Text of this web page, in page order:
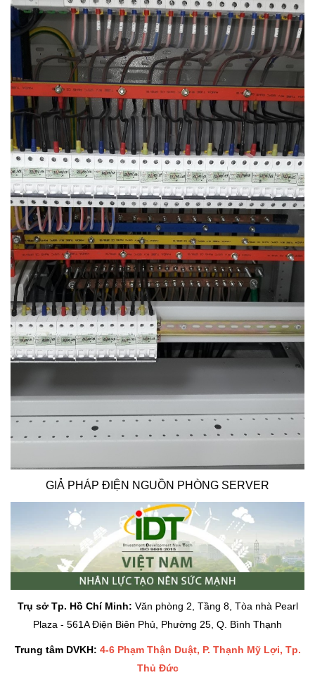
GIẢ PHÁP ĐIỆN NGUỒN PHÒNG SERVER
Trụ sở Tp. Hồ Chí Minh: Văn phòng 2, Tầng 8, Tòa nhà Pearl
Plaza - 561A Điện Biên Phủ, Phường 25, Q. Bình Thạnh
Trung tâm DVKH: 4-6 Phạm Thận Duật, P. Thạnh Mỹ Lợi, Tp.
Thủ Đức